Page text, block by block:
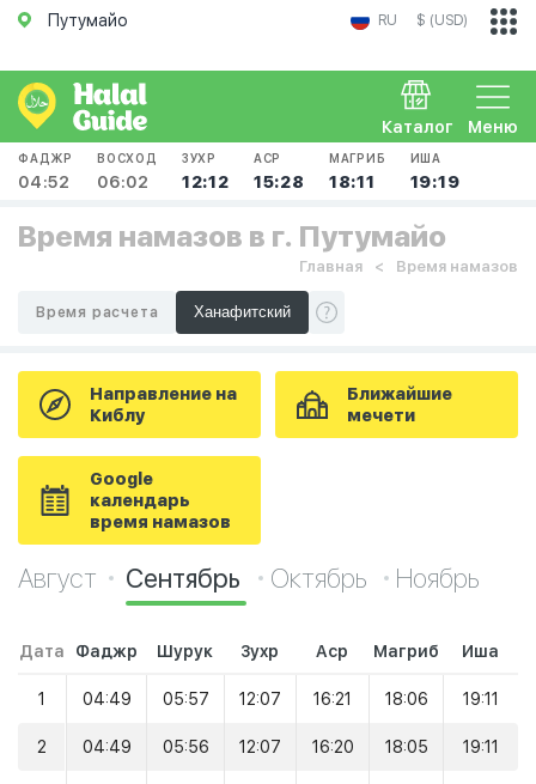
Путумайо RU $ (USD)
Меню
Каталог
ФАДЖР
04:52
ВОСХОД
06:02
ЗУХР
12:12
АСР
15:28
МАГРИБ
18:11
ИША
19:19
Время намазов в г. Путумайо
Главная Время намазов
Время расчета
Направление на
Киблу
Ближайшие
мечети
Google
календарь
время намазов
Август Сентябрь Октябрь Ноябрь
Дата Фаджр Шурук Зухр Аср Магриб Иша
1 04:49 05:57 12:07 16:21 18:06 19:11
2 04:49 05:56 12:07 16:20 18:05 19:11